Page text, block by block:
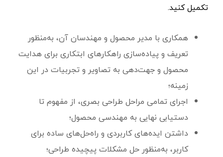
تکمیل کنید.
همکاری با مدیر محصول و مهندسان آن، به‌منظور
تعریف و پیاده‌سازی راهکارهای ابتکاری برای هدایت
محصول و جهت‌دهی به تصاویر و تجربیات در این
زمینه؛
اجرای تمامی مراحل طراحی بصری، از مفهوم تا
دستیابی نهایی به مهندسی محصول؛
داشتن ایده‌های کاربردی و راه‌حل‌های ساده برای
کاربر، به‌منظور حل مشکلات پیچیده طراحی؛